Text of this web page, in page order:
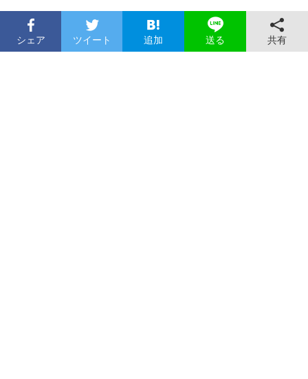
シェア ツイート 追加 送る 共有